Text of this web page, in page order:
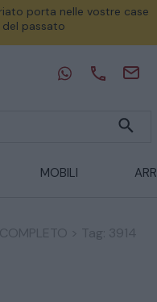
porta nelle vostre case
del passato
MOBILI
Tag: 3914